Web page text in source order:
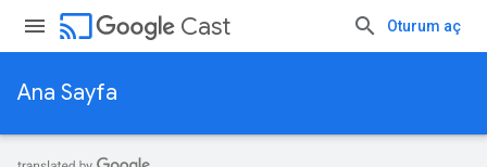
cast Cast Oturum aç
Ana Sayfa